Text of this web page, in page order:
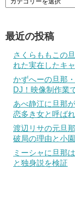
最近の投稿
さくらももこの
れた実在したキ
かずへーの旦那
DJ！映像制作業
あべ静江に旦那
恋多き女と呼ば
渡辺リサの元旦
破局の理由と小
ミーシャに旦那
と独身説を検証